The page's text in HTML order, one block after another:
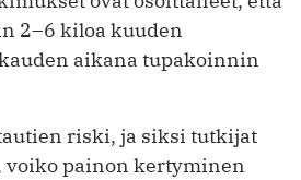
2–6 kiloa kuuden
aikana tupakoinnin
riski, ja siksi tutkijat
voiko painon kertyminen